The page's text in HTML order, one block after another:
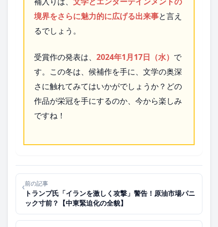
境界をさらに魅力的に広げる出来事と言え
るでしょう。
受賞作の発表は、 2024年1月17日（水） で
す。この冬は、候補作を手に、文学の奥深
さに触れてみてはいかがでしょうか？どの
作品が栄冠を手にするのか、今から楽しみ
ですね！
‹前の記事
トランプ氏「イランを激しく攻撃」警告！原油市場パニ
ック寸前？【中東緊迫化の全貌】